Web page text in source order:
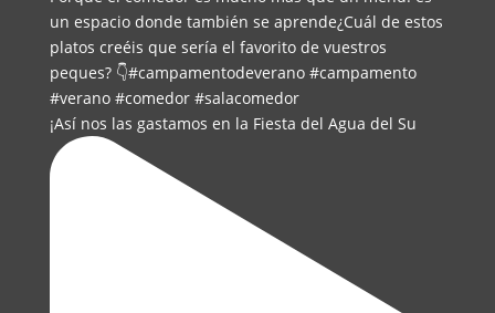
¡Así nos las gastamos en la Fiesta del Agua del Su